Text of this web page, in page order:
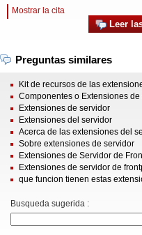
Mostrar la cita
Leer
Preguntas similares
Kit de recursos de las
Componentes o Extensiones
Extensiones de servidor
Extensiones del servidor
Acerca de las extensiones del
Sobre extensiones de servidor
Extensiones de Servidor de
Extensiones de servidor de
que funcion tienen estas
Busqueda sugerida :